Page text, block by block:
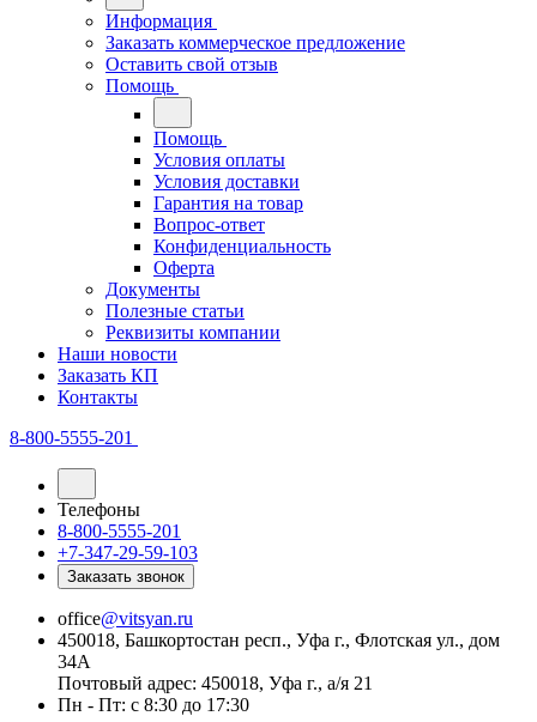
Информация
Заказать коммерческое предложение
Оставить свой отзыв
Помощь
Помощь
Условия оплаты
Условия доставки
Гарантия на товар
Вопрос-ответ
Конфиденциальность
Оферта
Документы
Полезные статьи
Реквизиты компании
Наши новости
Заказать КП
Контакты
8-800-5555-201
Телефоны
8-800-5555-201
+7-347-29-59-103
Заказать звонок
office@vitsyan.ru
450018, Башкортостан респ., Уфа г., Флотская ул., дом
34А
Почтовый адрес: 450018, Уфа г., а/я 21
Пн - Пт: с 8:30 до 17:30